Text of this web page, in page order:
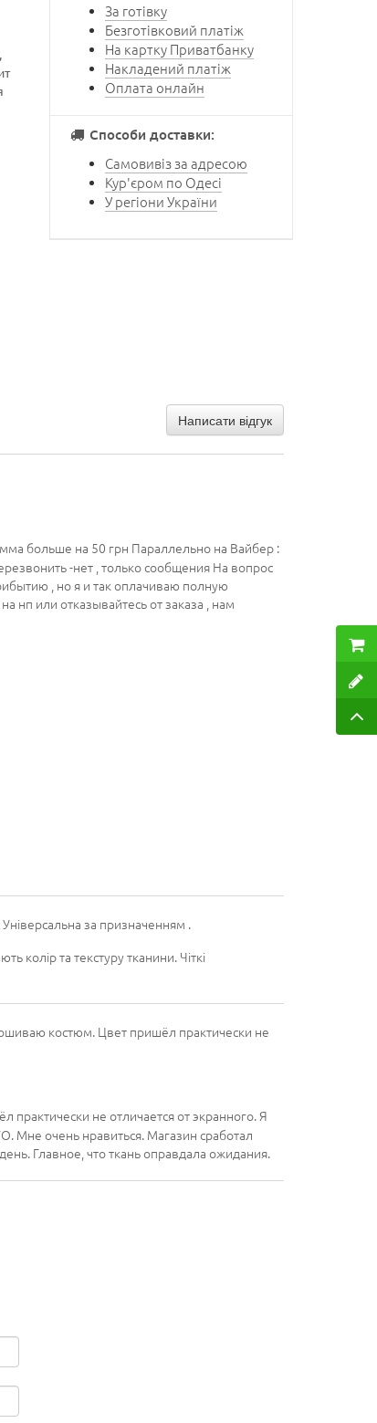
За готівку
Безготівковий платіж
На картку Приватбанку
Накладений платіж
Оплата онлайн
Способи доставки:
Самовивіз за адресою
Кур'єром по Одесі
У регіони України
Написати відгук
больше на 50 грн Параллельно на Вайбер :
-нет , только сообщения На вопрос
, но я и так оплачиваю полную
нп или отказывайтесь от заказа , нам
Універсальна за призначенням .
колір та текстуру тканини. Чіткі
костюм. Цвет пришёл практически не
не отличается от экранного. Я
Мне очень нравиться. Магазин сработал
Главное, что ткань оправдала ожидания.